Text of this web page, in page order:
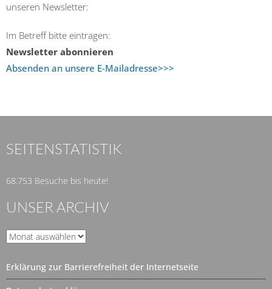
unseren Newsletter:
Im Betreff bitte eintragen:
Newsletter abonnieren
Absenden an unsere E-Mailadresse>>>
SEITENSTATISTIK
68.753 Besuche bis heute!
UNSER ARCHIV
Unser
Erklärung zur Barrierefreiheit der Internetseite